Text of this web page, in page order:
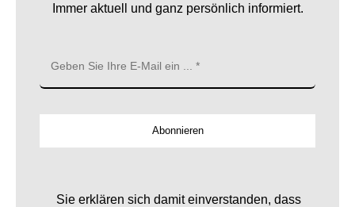
Immer aktuell und ganz persönlich informiert.
Abonnieren
Sie erklären sich damit einverstanden, dass